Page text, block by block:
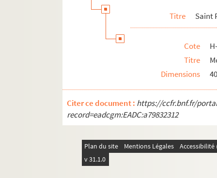
Pomey - Saint Goar d'Arneke
Les saints martyrs Greogory et
Les saints "Septem Dormientes"
Sainte Marie, sainte Marthe et autres
H-IMAR-22-12-66. Les deux cents
H-IMAR-22-13-67. Les dix milles soldats
H-IMAR-22-14-68. Incipit prologus
H-IMAR-22-15-69. Nouvelles fleurs des
Titre Saint
Cote
Titre
Dimensions
Citer ce document : https://ccfr.bnf.fr/
record=eadcgm:EADC:a79832312
Plan du site Mentions Légales
v 31.1.0